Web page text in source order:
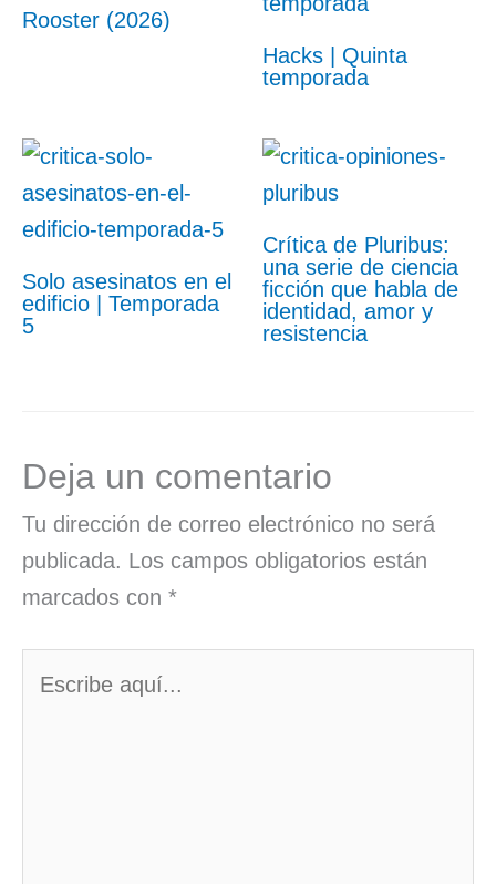
Rooster (2026)
Hacks | Quinta
temporada
Solo asesinatos en el
edificio | Temporada
5
Crítica de Pluribus:
una serie de ciencia
ficción que habla de
identidad, amor y
resistencia
Deja un comentario
Tu dirección de correo electrónico no será
publicada. Los campos obligatorios están
marcados con *